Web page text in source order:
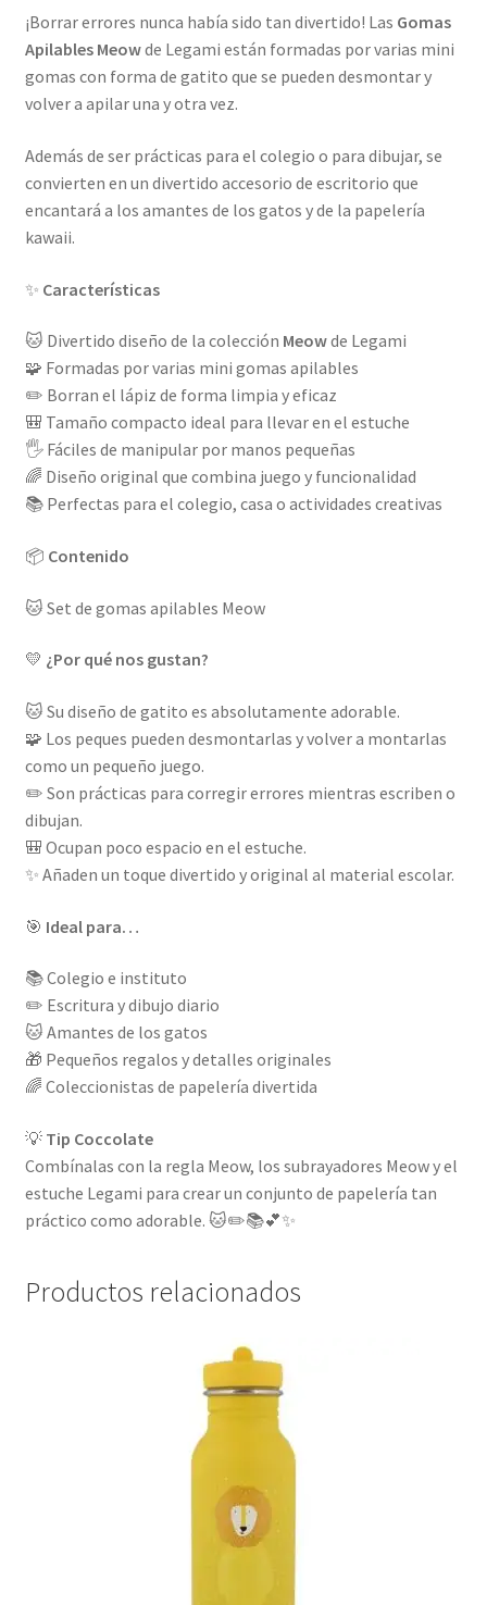
¡Borrar errores nunca había sido tan divertido! Las Gomas
Apilables Meowde Legami están formadas por varias mini
gomas con forma de gatito que se pueden desmontar y
volver a apilar una y otra vez.
Además de ser prácticas para el colegio o para dibujar, se
convierten en un divertido accesorio de escritorio que
encantará a los amantes de los gatos y de la papelería
kawaii.
✨ Características
🐱 Divertido diseño de la colección Meowde Legami
🧩 Formadas por varias mini gomas apilables
✏️ Borran el lápiz de forma limpia y eficaz
🎒 Tamaño compacto ideal para llevar en el estuche
🖐️ Fáciles de manipular por manos pequeñas
🌈 Diseño original que combina juego y funcionalidad
📚 Perfectas para el colegio, casa o actividades creativas
📦 Contenido
🐱 Set de gomas apilables Meow
💛 ¿Por qué nos gustan?
🐱 Su diseño de gatito es absolutamente adorable.
🧩 Los peques pueden desmontarlas y volver a montarlas
como un pequeño juego.
✏️ Son prácticas para corregir errores mientras escriben o
dibujan.
🎒 Ocupan poco espacio en el estuche.
✨ Añaden un toque divertido y original al material escolar.
🎯 Ideal para…
📚 Colegio e instituto
✏️ Escritura y dibujo diario
🐱 Amantes de los gatos
🎁 Pequeños regalos y detalles originales
🌈 Coleccionistas de papelería divertida
💡 Tip Coccolate
Combínalas con la regla Meow, los subrayadores Meow y el
estuche Legami para crear un conjunto de papelería tan
práctico como adorable. 🐱✏️📚💕✨
Productos relacionados